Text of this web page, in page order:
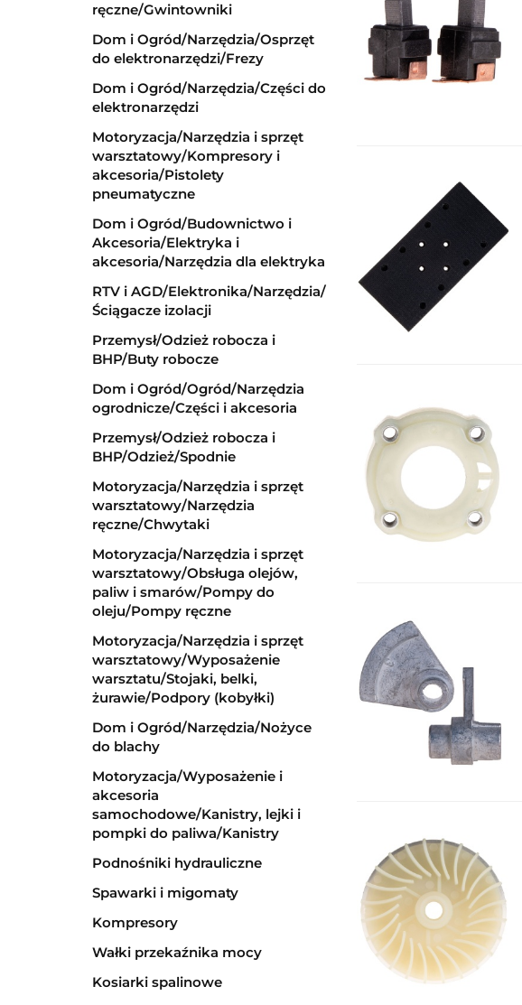
ręczne/Gwintowniki
Dom i Ogród/Narzędzia/Osprzęt
do elektronarzędzi/Frezy
Dom i Ogród/Narzędzia/Części do
elektronarzędzi
Motoryzacja/Narzędzia i sprzęt
warsztatowy/Kompresory i
akcesoria/Pistolety
pneumatyczne
Dom i Ogród/Budownictwo i
Akcesoria/Elektryka i
akcesoria/Narzędzia dla elektryka
RTV i AGD/Elektronika/Narzędzia/
Ściągacze izolacji
Przemysł/Odzież robocza i
BHP/Buty robocze
Dom i Ogród/Ogród/Narzędzia
ogrodnicze/Części i akcesoria
Przemysł/Odzież robocza i
BHP/Odzież/Spodnie
Motoryzacja/Narzędzia i sprzęt
warsztatowy/Narzędzia
ręczne/Chwytaki
Motoryzacja/Narzędzia i sprzęt
warsztatowy/Obsługa olejów,
paliw i smarów/Pompy do
oleju/Pompy ręczne
Motoryzacja/Narzędzia i sprzęt
warsztatowy/Wyposażenie
warsztatu/Stojaki, belki,
żurawie/Podpory (kobyłki)
Dom i Ogród/Narzędzia/Nożyce
do blachy
Motoryzacja/Wyposażenie i
akcesoria
samochodowe/Kanistry, lejki i
pompki do paliwa/Kanistry
Podnośniki hydrauliczne
Spawarki i migomaty
Kompresory
Wałki przekaźnika mocy
Kosiarki spalinowe